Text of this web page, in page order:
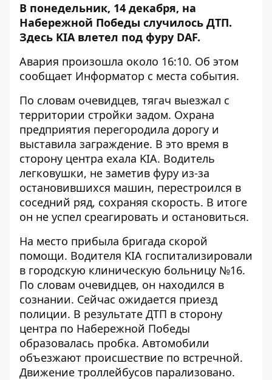
В понедельник, 14 декабря, на
Набережной Победы случилось ДТП.
Здесь KIA влетел под фуру DAF.
Авария произошла около 16:10. Об этом
сообщает Информатор с места события.
По словам очевидцев, тягач выезжал с
территории стройки задом. Охрана
предприятия перегородила дорогу и
выставила заграждение. В это время в
сторону центра ехала KIA. Водитель
легковушки, не заметив фуру из-за
остановившихся машин, перестроился в
соседний ряд, сохраняя скорость. В итоге
он не успел среагировать и остановиться.
На место прибыла бригада скорой
помощи. Водителя KIA госпитализировали
в городскую клиническую больницу №16.
По словам очевидцев, он находился в
сознании. Сейчас ожидается приезд
полиции. В результате ДТП в сторону
центра по Набережной Победы
образовалась пробка. Автомобили
объезжают происшествие по встречной.
Движение троллейбусов парализовано.